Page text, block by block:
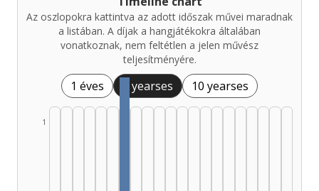
Az oszlopokra kattintva az adott időszak művei maradnak
a listában. A díjak a hangjátékokra általában
vonatkoznak, nem feltétlen a jelen művész
teljesítményére.
1 éves 5 yearses 10 yearses
1